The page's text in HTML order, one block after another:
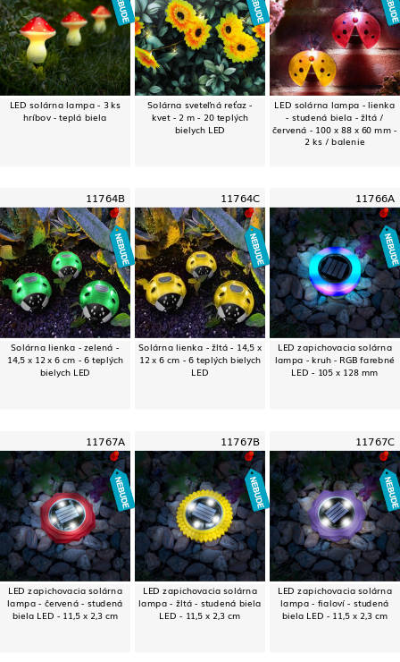
LED solárna lampa - 3 ks
hríbov - teplá biela
Solárna sveteľná reťaz -
kvet - 2 m - 20 teplých
bielych LED
LED solárna lampa - lienka
- studená biela - žltá /
červená - 100 x 88 x 60 mm -
2 ks / balenie
11764B
Solárna lienka - zelená -
14,5 x 12 x 6 cm - 6 teplých
bielych LED
11764C
Solárna lienka - žltá - 14,5 x
12 x 6 cm - 6 teplých bielych
LED
11766A
LED zapichovacia solárna
lampa - kruh - RGB farebné
LED - 105 x 128 mm
11767A
LED zapichovacia solárna
lampa - červená - studená
biela LED - 11,5 x 2,3 cm
11767B
LED zapichovacia solárna
lampa - žltá - studená biela
LED - 11,5 x 2,3 cm
11767C
LED zapichovacia solárna
lampa - fialoví - studená
biela LED - 11,5 x 2,3 cm